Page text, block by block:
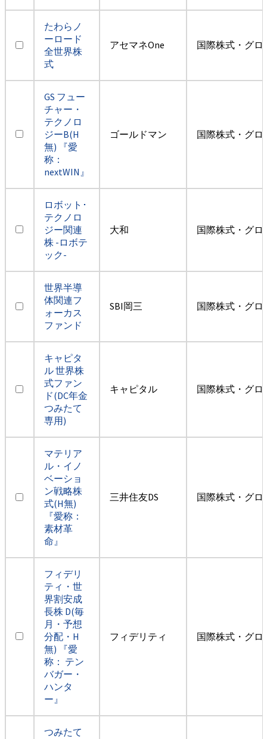
たわらノ
ーロード
全世界株
式
アセマネOne 国際株式・グロ
GS フュー
チャー・
テクノロ
ジーB(H
無) 『愛
称：
nextWIN』
ゴールドマン 国際株式・グロ
ロボット･
テクノロ
ジー関連
株 -ロボテ
ック-
大和 国際株式・グロ
世界半導
体関連フ
ォーカス
ファンド
SBI岡三 国際株式・グロ
キャピタ
ル 世界株
式ファン
ド(DC年金
つみたて
専用)
キャピタル 国際株式・グロ
マテリア
ル・イノ
ベーショ
ン戦略株
式(H無)
『愛称：
素材革
命』
三井住友DS 国際株式・グロ
フィデリ
ティ・世
界割安成
長株 D(毎
月・予想
分配・H
無) 『愛
称： テン
バガー・
ハンタ
ー』
フィデリティ 国際株式・グロ
つみたて